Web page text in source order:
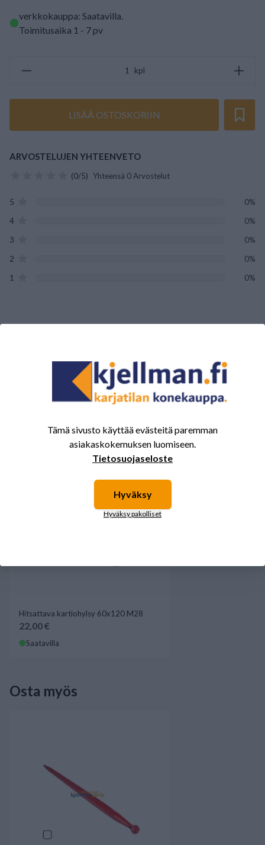
verkkokauppa: Saatavilla.
Toimitusaika 1 - 7 pv
kpl
LISÄÄ OSTOSKORIIN
ARVOSTELUJEN YHTEENVETO
(0/5) Yhteensä 0 Arvostelut
5
0%
4
0%
3
0%
2
0%
1
0%
Sinua saattavat kiinnostaa myös nämä
tuotteet.
Hitsattava kartiohylsy 60x120 M28
22,00 €
Saatavilla
Osta myös
Tämä sivusto käyttää evästeitä paremman
asiakaskokemuksen luomiseen.
Tietosuojaseloste
Hyväksy
Hyväksy pakolliset